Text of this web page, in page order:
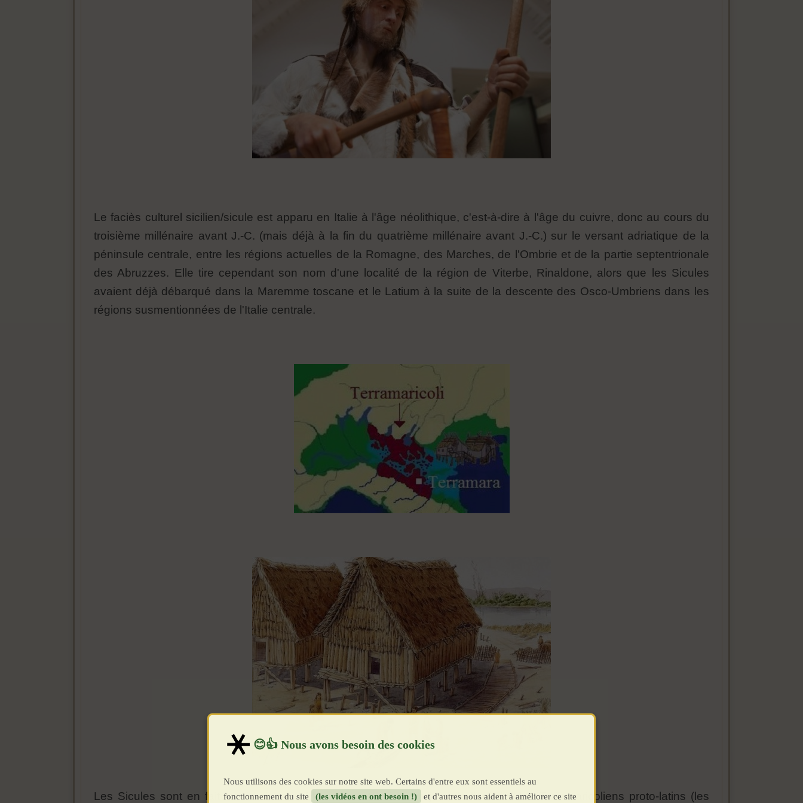
Le faciès culturel sicilien/sicule est apparu en Italie à l'âge néolithique, c'est-à-dire à l'âge du cuivre, donc au cours du
troisième millénaire avant J.-C. (mais déjà à la fin du quatrième millénaire avant J.-C.) sur le versant adriatique de la
péninsule centrale, entre les régions actuelles de la Romagne, des Marches, de l'Ombrie et de la partie septentrionale
des Abruzzes. Elle tire cependant son nom d'une localité de la région de Viterbe, Rinaldone, alors que les Sicules
avaient déjà débarqué dans la Maremme toscane et le Latium à la suite de la descente des Osco-Umbriens dans les
régions susmentionnées de l'Italie centrale.
Les Sicules sont en fait restés dans la Maremme et le Latium jusqu'à l'arrivée des Terramaricoliens proto-latins (les
Nous utilisons des cookies sur notre site web. Certains d'entre eux sont essentiels au
fonctionnement du site
(les vidéos en ont besoin !)
et d'autres nous aident à améliorer ce site